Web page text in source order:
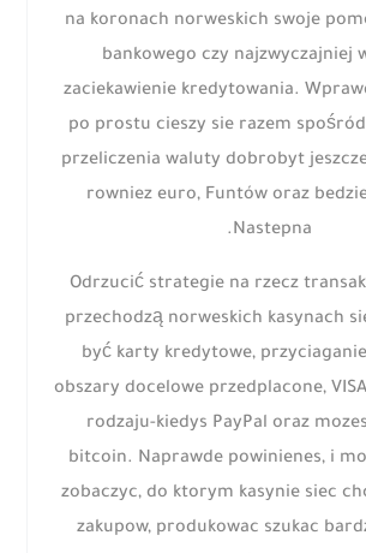
na koronach norweskich swoje
bankowego czy najzwyczajniej
zaciekawienie kredytowania.
po prostu cieszy sie razem
przeliczenia waluty dobrobyt
rowniez euro, Funtów oraz
Nastepna.
Odrzucić strategie na rzecz
przechodzą norweskich kasynach
być karty kredytowe,
obszary docelowe przedplacone,
rodzaju-kiedys PayPal oraz
bitcoin. Naprawde powinienes, i
zobaczyc, do ktorym kasynie siec
zakupow, produkowac szukac